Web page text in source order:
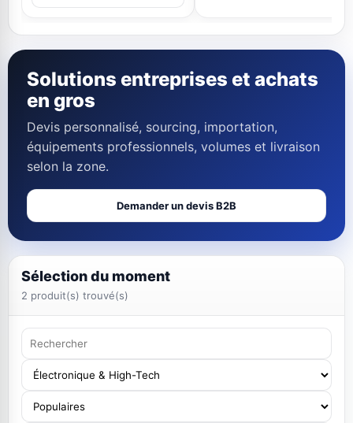
Solutions entreprises et achats
en gros
Devis personnalisé, sourcing, importation,
équipements professionnels, volumes et livraison
selon la zone.
Demander un devis B2B
Sélection du moment
2 produit(s) trouvé(s)